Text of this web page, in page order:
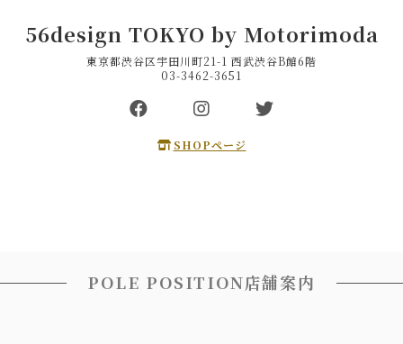
56design TOKYO by Motorimoda
東京都渋谷区宇田川町21-1 西武渋谷B館6階
03-3462-3651
SHOPページ
POLE POSITION店舗案内